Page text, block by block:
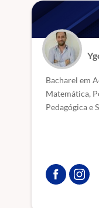
Bacharel em
Matemática,
Pedagógica e